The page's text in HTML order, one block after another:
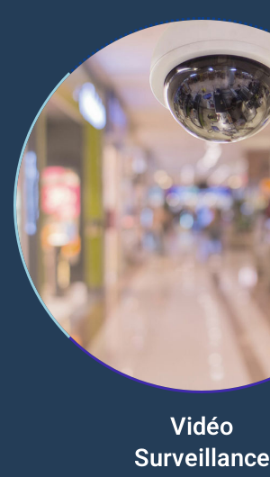
Vidéo
Surveillance